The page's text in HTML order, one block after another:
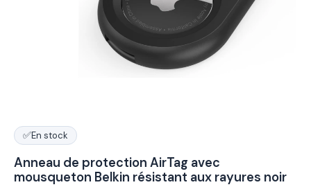
✅En stock
Anneau de protection AirTag avec
mousqueton Belkin résistant aux rayures noir